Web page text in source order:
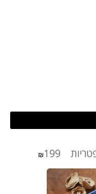
199
₪